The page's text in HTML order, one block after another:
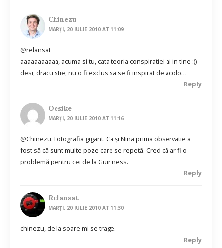
Chinezu
MARȚI, 20 IULIE 2010 AT 11:09
@relansat
aaaaaaaaaaa, acuma si tu, cata teoria conspiratiei ai in tine :))
desi, dracu stie, nu o fi exclus sa se fi inspirat de acolo…
Reply
Ocsike
MARȚI, 20 IULIE 2010 AT 11:16
@Chinezu. Fotografia gigant. Ca şi Nina prima observatie a
fost să că sunt multe poze care se repetă. Cred că ar fi o
problemă pentru cei de la Guinness.
Reply
Relansat
MARȚI, 20 IULIE 2010 AT 11:30
chinezu, de la soare mi se trage.
Reply